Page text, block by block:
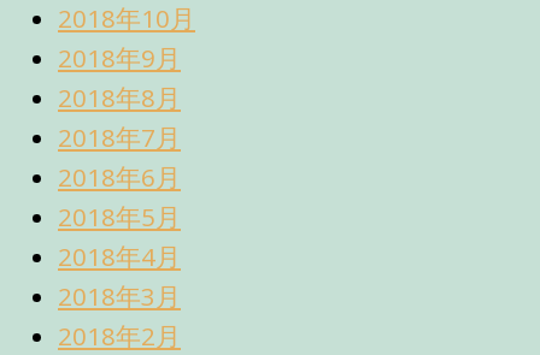
2018年10月
2018年9月
2018年8月
2018年7月
2018年6月
2018年5月
2018年4月
2018年3月
2018年2月